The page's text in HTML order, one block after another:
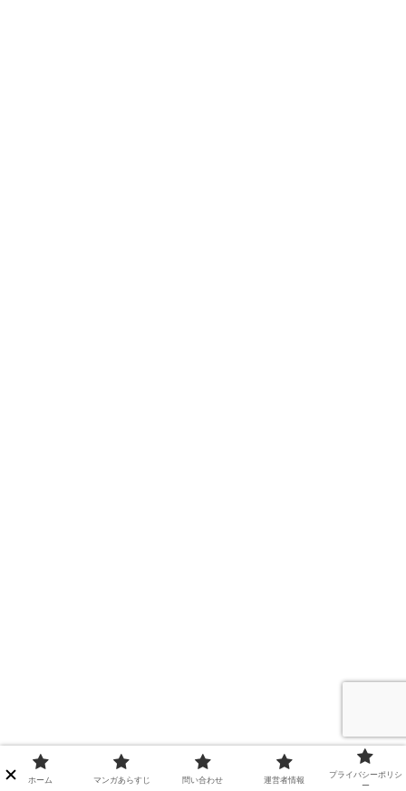
ホーム マンガあらすじ 問い合わせ 運営者情報
プライバシーポリシ
ー